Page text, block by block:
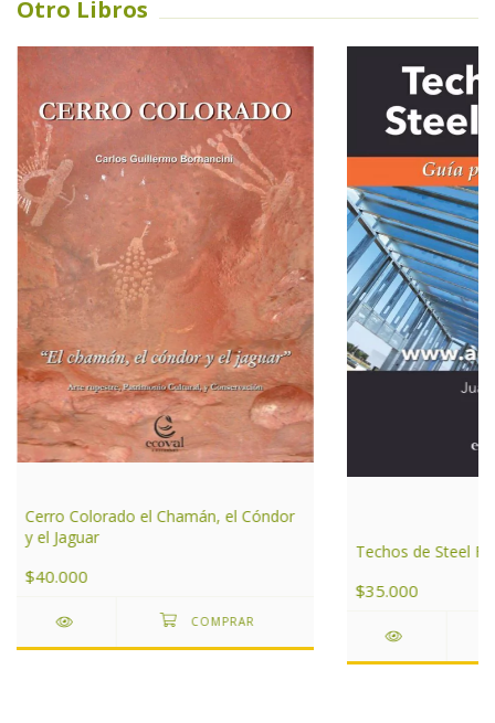
Otro Libros
Cerro Colorado el Chamán, el Cóndor
y el Jaguar
$40.000
Techos de Steel
$35.000